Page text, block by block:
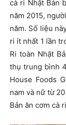
cà ri Nhật Bản
năm 2015,
năm. Số liệu
ri ít nhất 1 lần
Ri toàn Nhật
thụ trung bình
House Foods
nam và nữ từ
Bản ăn cơm cà